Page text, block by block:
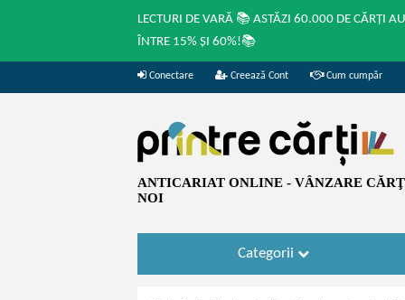
LECTURI DE VARĂ 📚 ASTĂZI 60.000 DE CĂRȚI
ÎNTRE 15% ȘI 60%!📚
Conectare Creează Cont Cum cumpăr
ANTICARIAT ONLINE - VÂNZARE
NOI
Categorii